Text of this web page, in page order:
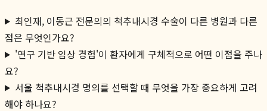
최인재, 이동근 전문의의 척추내시경 수술이 다른 병원과 다른
점은 무엇인가요?
'연구 기반 임상 경험'이 환자에게 구체적으로 어떤 이점을 주나
요?
서울 척추내시경 명의를 선택할 때 무엇을 가장 중요하게 고려
해야 하나요?